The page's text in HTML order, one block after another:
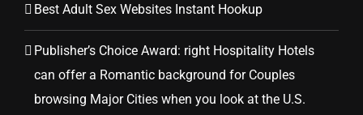
Best Adult Sex Websites Instant Hookup
Publisher’s Choice Award: right Hospitality Hotels
can offer a Romantic background for Couples
browsing Major Cities when you look at the U.S.